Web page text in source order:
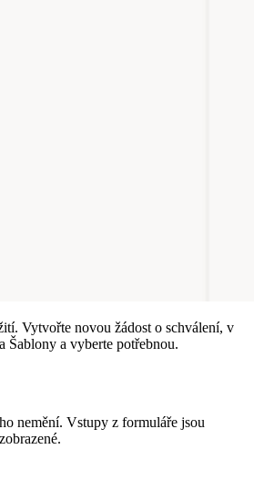
Vytvořte novou žádost o schválení, v
Šablony a vyberte potřebnou.
nemění. Vstupy z formuláře jsou